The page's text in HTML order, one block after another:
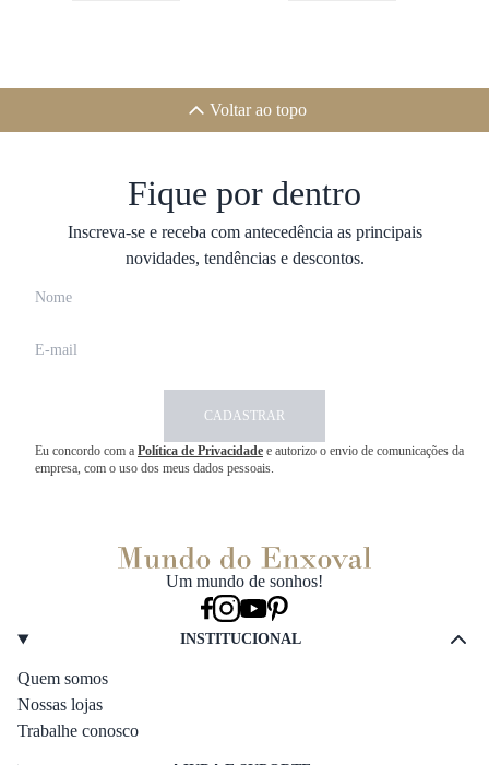
Voltar ao topo
Fique por dentro
Inscreva-se e receba com antecedência as principais
novidades, tendências e descontos.
CADASTRAR
Eu concordo com a Política de Privacidade e autorizo o envio de comunicações da
empresa, com o uso dos meus dados pessoais.
Um mundo de sonhos!
INSTITUCIONAL
Quem somos
Nossas lojas
Trabalhe conosco